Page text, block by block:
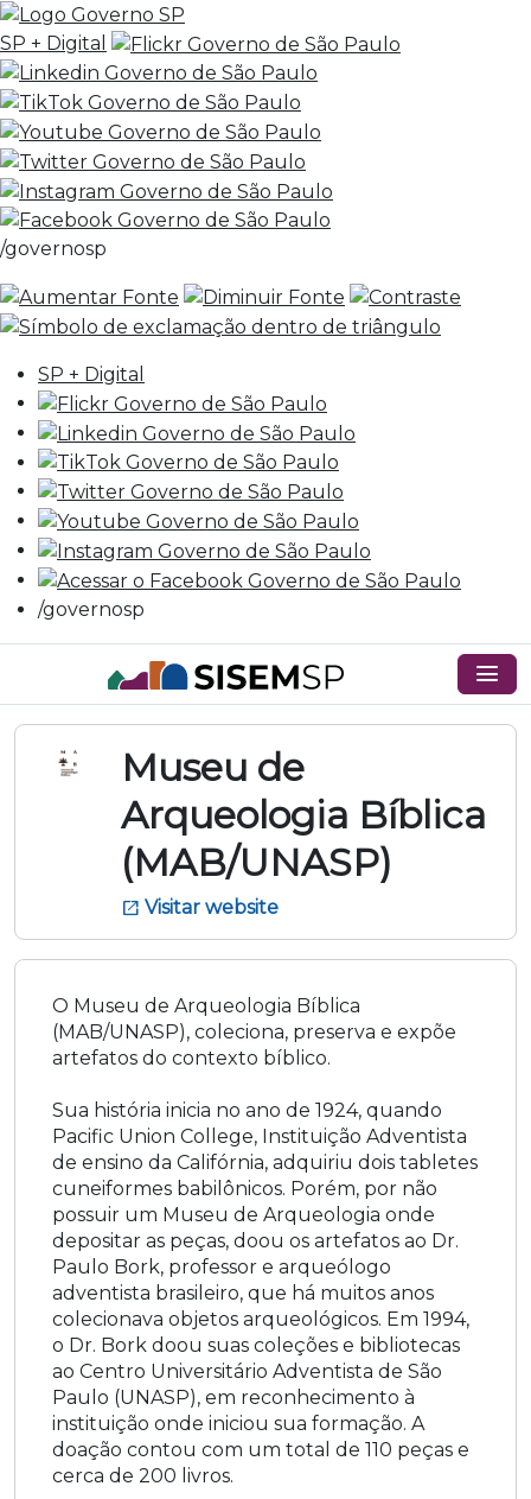
SP + Digital
/governosp
SP + Digital
/governosp
menu
Museu de
Arqueologia Bíblica
(MAB/UNASP)
open_in_new Visitar website
O Museu de Arqueologia Bíblica
(MAB/UNASP), coleciona, preserva e expõe
artefatos do contexto bíblico.
Sua história inicia no ano de 1924, quando
Pacific Union College, Instituição Adventista
de ensino da Califórnia, adquiriu dois tabletes
cuneiformes babilônicos. Porém, por não
possuir um Museu de Arqueologia onde
depositar as peças, doou os artefatos ao Dr.
Paulo Bork, professor e arqueólogo
adventista brasileiro, que há muitos anos
colecionava objetos arqueológicos. Em 1994,
o Dr. Bork doou suas coleções e bibliotecas
ao Centro Universitário Adventista de São
Paulo (UNASP), em reconhecimento à
instituição onde iniciou sua formação. A
doação contou com um total de 110 peças e
cerca de 200 livros.